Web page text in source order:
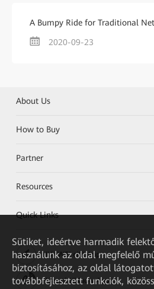
A Bumpy Ride for Traditional
2020-09-23
About Us
How to Buy
Partner
Resources
Quick Links
HUAWEI eKit App
Huawei HiKnow App
Sütiket, ideértve harmadik
használunk az oldal megfelelő
biztosításához, az oldal
továbbfejlesztett funkciók,